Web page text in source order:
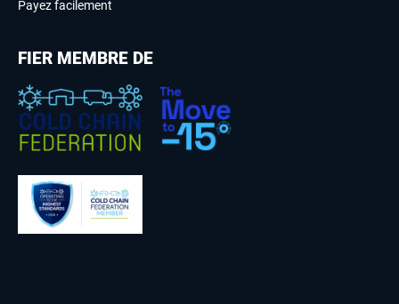
Payez facilement
FIER MEMBRE DE